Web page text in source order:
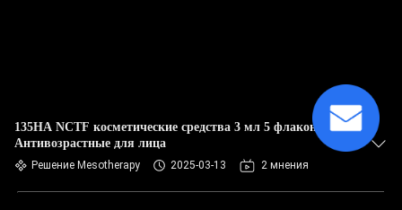
135HA NCTF косметические средства 3 мл 5 флаконов
Антивозрастные для лица
Решение Mesotherapy 2025-03-13 2 мнения